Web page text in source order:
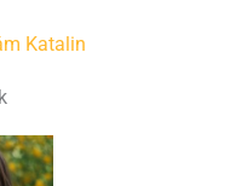
Katalin